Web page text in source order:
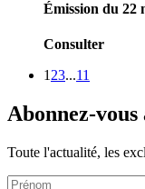
Émission du 22
Consulter
1 23...11
Abonnez-
Toute l'actualité, les